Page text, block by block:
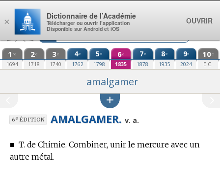
Aller au contenu
1 re
1694
2e
1718
3e
1740
4e
1762
5e
1798
6e
1835
7e
1878
8e
1935
9e
2024
10e
E.C.
amalgamer
6eÉDITION AMALGAMER. v. a.
■ T. de Chimie. Combiner, unir le mercure avec un
autre métal.
×
Dictionnaire de l’Académie
Télécharger ou ouvrir l’application
Disponible sur Android et iOS
OUVRIR